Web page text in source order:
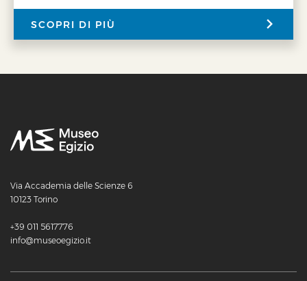
SCOPRI DI PIÙ
Via Accademia delle Scienze 6
10123 Torino
+39 011 5617776
info@museoegizio.it